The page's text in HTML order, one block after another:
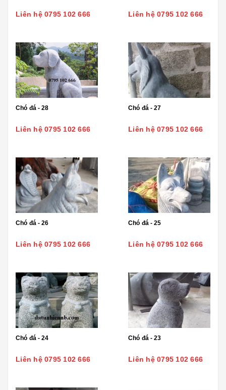
Liên hệ 0795 102 666 Liên hệ 0795 102 666
Chó đá - 28
Liên hệ 0795 102 666
Chó đá - 27
Liên hệ 0795 102 666
Chó đá - 26
Liên hệ 0795 102 666
Chó đá - 25
Liên hệ 0795 102 666
Chó đá - 24
Liên hệ 0795 102 666
Chó đá - 23
Liên hệ 0795 102 666